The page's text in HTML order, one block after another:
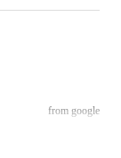
from google